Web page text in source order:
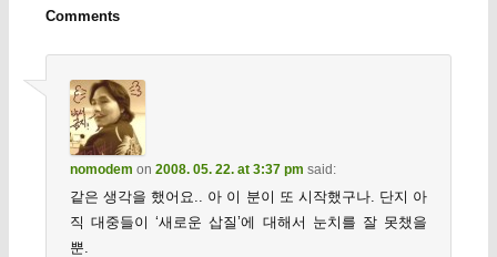
Comments
nomodem on 2008. 05. 22. at 3:37 pm said:
같은 생각을 했어요.. 아 이 분이 또 시작했구나. 단지 아
직 대중들이 ‘새로운 삽질’에 대해서 눈치를 잘 못챘을
뿐.